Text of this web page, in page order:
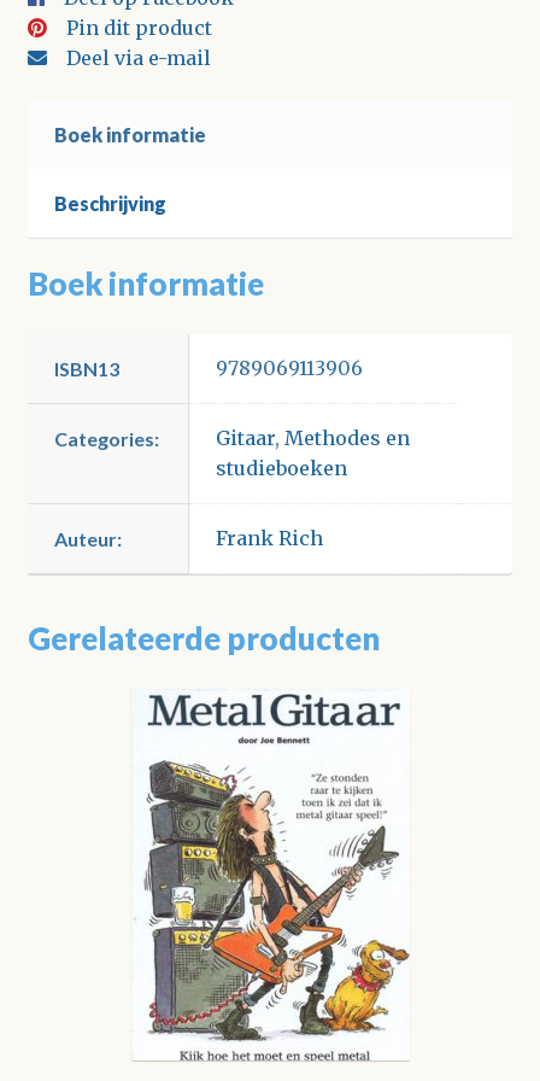
Pin dit product
Deel via e-mail
Boek informatie
Beschrijving
Boek informatie
ISBN13 9789069113906
Categories: Gitaar, Methodes en
studieboeken
Auteur: Frank Rich
Gerelateerde producten